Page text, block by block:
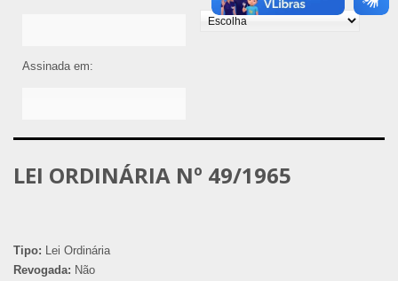
Assinada em:
LEI ORDINÁRIA Nº 49/1965
Tipo: Lei Ordinária
Revogada: Não